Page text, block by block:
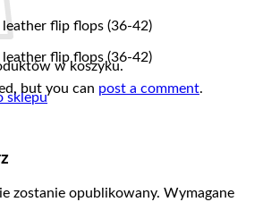
w koszyku.
sklepu
leather flip flops (36-42)
leather flip flops (36-42)
but you can post a comment.
zostanie opublikowany. Wymagane